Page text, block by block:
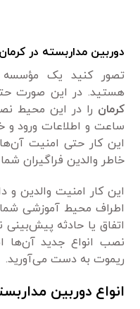
دوربین مداربسته در
تصور کنید یک مؤسسه
هستید. در این صورت
کرمان را در این محیط
ساعت و اطلاعات ورود و
این کار حتی امنیت
خاطر والدین فراگیران
این کار امنیت والدین و
اطراف محیط آموزشی شما
اتفاق یا حادثه
نصب انواع جدید آن‌ها
ریموت به دست می‌آورید.
انواع دوربین